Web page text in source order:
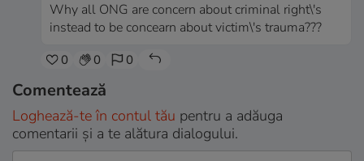
Why all ONG are concern about criminal right\'s
instead to be concearn about victim\'s trauma???
0 0 0
Comentează
Loghează-te în contul tău pentru a adăuga
comentarii și a te alătura dialogului.